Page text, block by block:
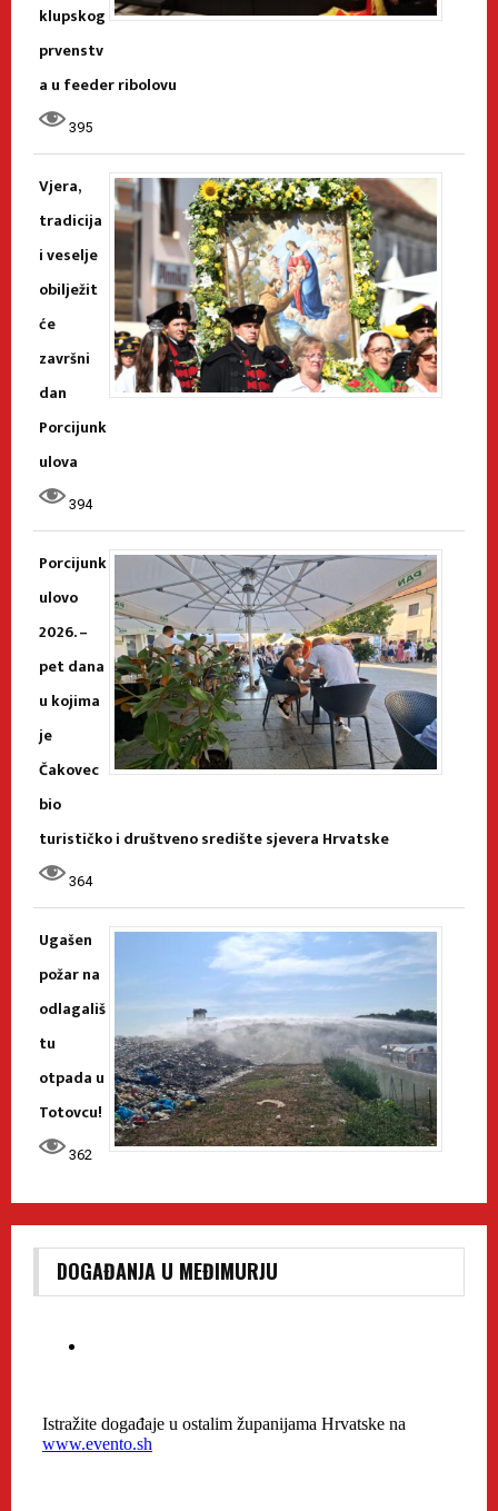
klupskog
prvenstv
a u feeder ribolovu
395
Vjera,
tradicija
i veselje
obilježit
će
završni
dan
Porcijunk
ulova
394
Porcijunk
ulovo
2026. –
pet dana
u kojima
je
Čakovec
bio
turističko i društveno središte sjevera Hrvatske
364
Ugašen
požar na
odlagališ
tu
otpada u
Totovcu!
362
DOGAĐANJA U MEĐIMURJU